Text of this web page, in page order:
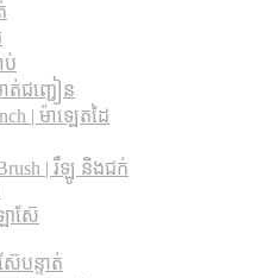
ប់
ាត់ជញ្ជៀន
|​ ម៉ាឡេតដៃ
| រឺឡូ និងជក់
ាស៊ែ
ែបន្ទាត់